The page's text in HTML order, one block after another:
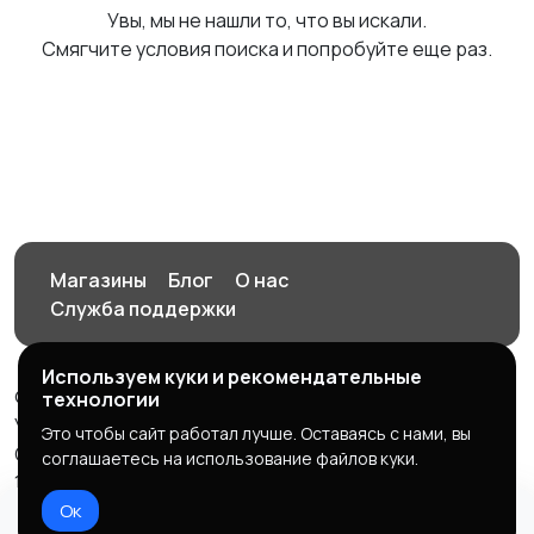
Увы, мы не нашли то, что вы искали.
Смягчите условия поиска и попробуйте еще раз.
Магазины Блог
О нас
Служба поддержки
© 2026 Орен-АЙ - Авто | Недвижимость | Работа |
Услуги
Создал Карусов Е.С ООО "ЦПК" ИНН 5609203278 ОГРН
1235600008841
Правила сервиса
Используем куки и рекомендательные
технологии
Это чтобы сайт работал лучше. Оставаясь с нами, вы
соглашаетесь на использование файлов куки.
Ок